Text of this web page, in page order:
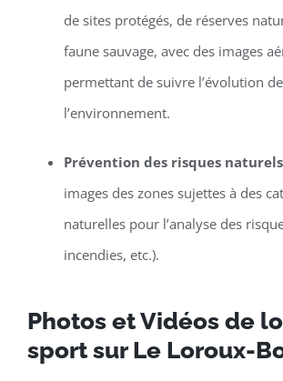
de sites protégés, de réserves
faune sauvage, avec des images
permettant de suivre l’évolution de
l’environnement.
Prévention des risques naturels
images des zones sujettes à des
naturelles pour l’analyse des
incendies, etc.).
Photos et Vidéos de
sport sur Le Loroux-